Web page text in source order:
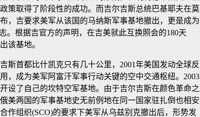
策取得了阶段性的成功。而吉尔吉斯总统巴基耶夫在莫
，吉要求美军从该国的马纳斯军事基地撤出，更是成为
。根据吉官方的声明，在吉美就此互换照会的180天
该基地。
斯首都比什凯克只有几十公里，2001年美国发动全球反
，成为美军阿富汗军事行动关键的空中交通枢纽。2003
设了自己的坎特空军基地。由于吉尔吉斯在颜色革命之
美两国的军事基地史无前例地在同一国家驻扎倒也相安
作组织(SCO)的要求下美军从乌兹别克撤出后，形势发